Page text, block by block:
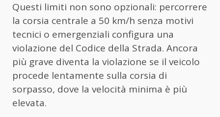
Questi limiti non sono opzionali: percorrere
la corsia centrale a 50 km/h senza motivi
tecnici o emergenziali configura una
violazione del Codice della Strada. Ancora
più grave diventa la violazione se il veicolo
procede lentamente sulla corsia di
sorpasso, dove la velocità minima è più
elevata.